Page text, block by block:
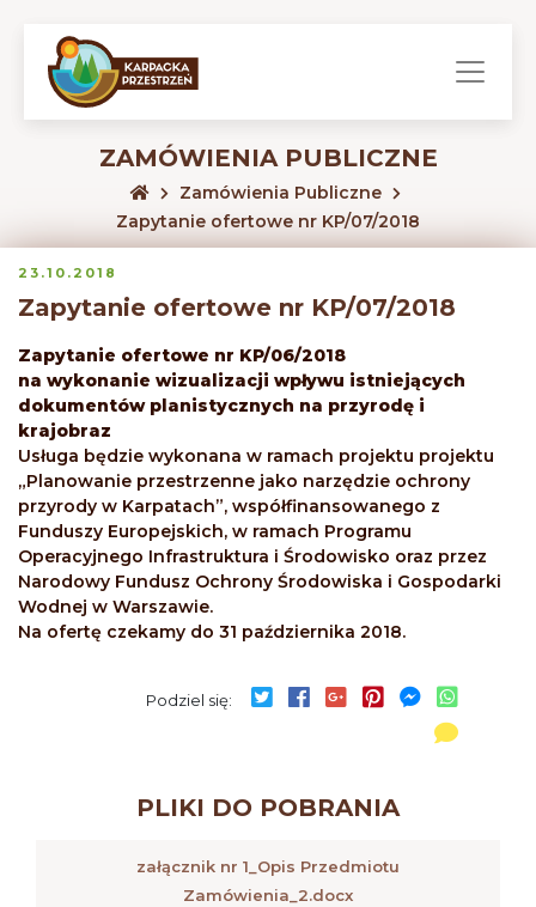
ZAMÓWIENIA PUBLICZNE
Zamówienia Publiczne
Zapytanie ofertowe nr KP/07/2018
23.10.2018
Zapytanie ofertowe nr KP/07/2018
Zapytanie ofertowe nr KP/06/2018
na wykonanie wizualizacji wpływu istniejących
dokumentów planistycznych na przyrodę i
krajobraz
Usługa będzie wykonana w ramach projektu projektu
„Planowanie przestrzenne jako narzędzie ochrony
przyrody w Karpatach”, współfinansowanego z
Funduszy Europejskich, w ramach Programu
Operacyjnego Infrastruktura i Środowisko oraz przez
Narodowy Fundusz Ochrony Środowiska i Gospodarki
Wodnej w Warszawie.
Na ofertę czekamy do 31 października 2018.
Podziel się:
PLIKI DO POBRANIA
załącznik nr 1_Opis Przedmiotu
Zamówienia_2.docx